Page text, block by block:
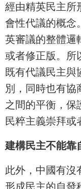
經由精英民主所
會性代議的概念
英審議的整體邏
或者修正版。所
既有代議民主與
別，同時也有協
之間的平衡，保
民粹主義崇拜
建構民主不能靠
此外，中國有沒
形成民主的自發